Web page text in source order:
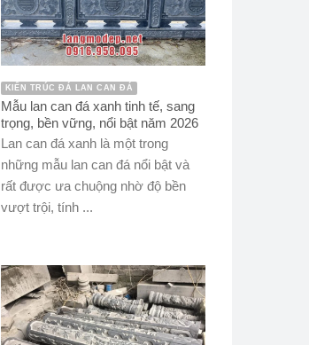
KIẾN TRÚC ĐÁ LAN CAN ĐÁ
Mẫu lan can đá xanh tinh tế, sang
trọng, bền vững, nổi bật năm 2026
Lan can đá xanh là một trong
những mẫu lan can đá nổi bật và
rất được ưa chuộng nhờ độ bền
vượt trội, tính ...